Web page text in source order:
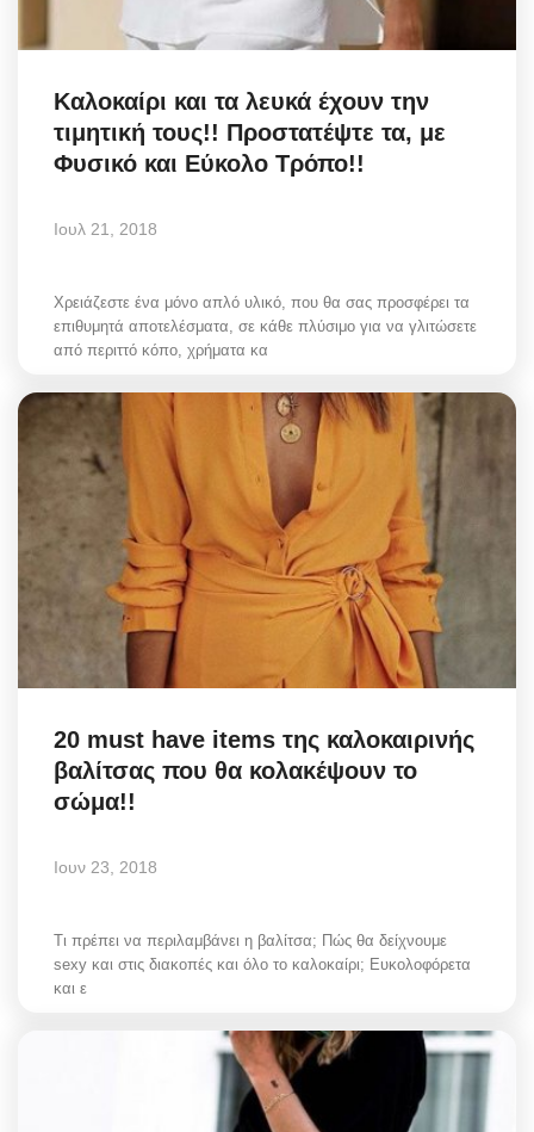
Καλοκαίρι και τα λευκά έχουν την
τιμητική τους!! Προστατέψτε τα, με
Φυσικό και Εύκολο Τρόπο!!
Ιουλ 21, 2018
Χρειάζεστε ένα μόνο απλό υλικό, που θα σας προσφέρει τα
επιθυμητά αποτελέσματα, σε κάθε πλύσιμο για να γλιτώσετε
από περιττό κόπο, χρήματα κα
20 must have items της καλοκαιρινής
βαλίτσας που θα κολακέψουν το
σώμα!!
Ιουν 23, 2018
Τι πρέπει να περιλαμβάνει η βαλίτσα; Πώς θα δείχνoυμε
sexy και στις διακοπές και όλο το καλοκαίρι; Ευκολοφόρετα
και ε